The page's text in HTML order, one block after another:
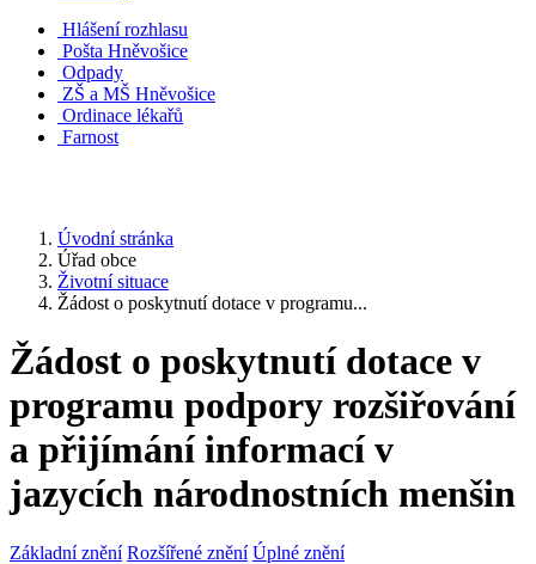
Hlášení rozhlasu
Pošta Hněvošice
Odpady
ZŠ a MŠ Hněvošice
Ordinace lékařů
Farnost
Úvodní stránka
Úřad obce
Životní situace
Žádost o poskytnutí dotace v programu...
Žádost o poskytnutí dotace v
programu podpory rozšiřování
a přijímání informací v
jazycích národnostních menšin
Základní znění Rozšířené znění Úplné znění